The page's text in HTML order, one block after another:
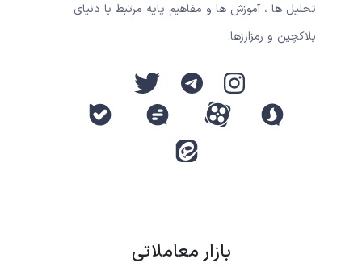
تحلیل ها ، آموزش ها و مفاهیم پایه مرتبط با دنیای
بلاکچین و رمزارزها.
بازار معاملاتی